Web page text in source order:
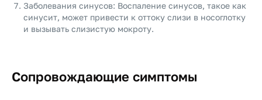
Заболевания синусов: Воспаление синусов, такое как
синусит, может привести к оттоку слизи в носоглотку
и вызывать слизистую мокроту.
Сопровождающие симптомы